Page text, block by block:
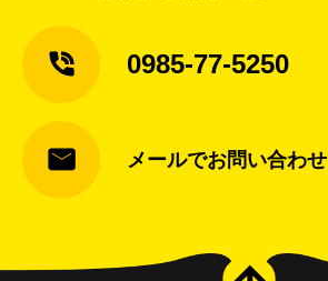
0985-77-5250
メールでお問い合わせ